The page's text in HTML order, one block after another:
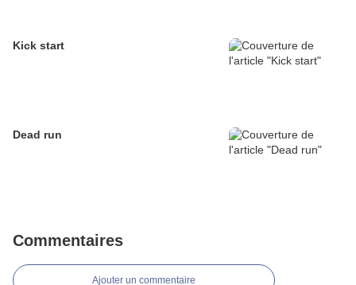
Kick start
Dead run
Commentaires
Ajouter un commentaire